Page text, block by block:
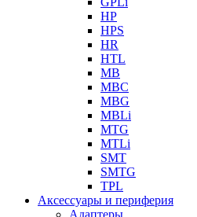
HP
HPS
HR
HTL
MB
MBC
MBG
MBLi
MTG
MTLi
SMT
SMTG
TPL
Аксессуары и периферия
Адаптеры